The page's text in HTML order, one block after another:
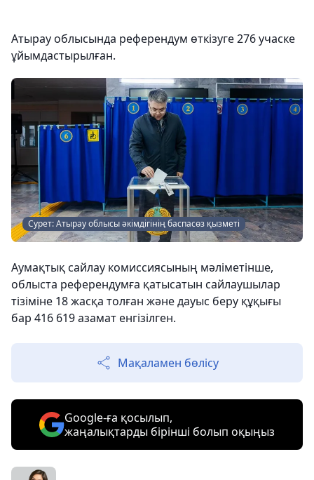
Атырау облысында референдум өткізуге 276 учаске
ұйымдастырылған.
Сурет: Атырау облысы әкімдігінің баспасөз қызметі
Аумақтық сайлау комиссиясының мәліметінше,
облыста референдумға қатысатын сайлаушылар
тізіміне 18 жасқа толған және дауыс беру құқығы
бар 416 619 азамат енгізілген.
Мақаламен бөлісу
Google-ға қосылып,
жаңалықтарды бірінші болып оқыңыз